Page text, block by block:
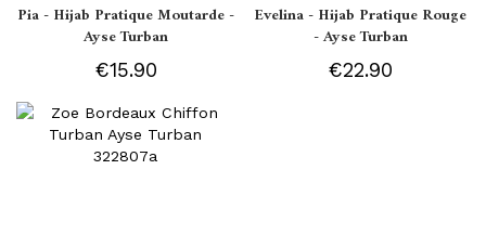
Pia - Hijab Pratique Moutarde -
Ayse Turban
€15.90
Evelina - Hijab Pratique Rouge
- Ayse Turban
€22.90